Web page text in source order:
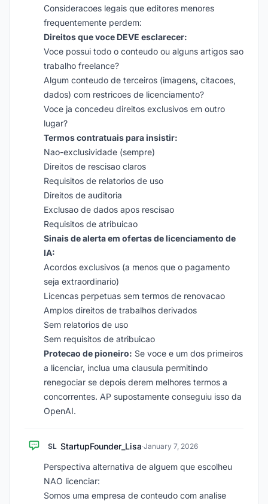
Consideracoes legais que editores menores
frequentemente perdem:
Direitos que voce DEVE esclarecer:
Voce possui todo o conteudo ou alguns artigos sao
trabalho freelance?
Algum conteudo de terceiros (imagens, citacoes,
dados) com restricoes de licenciamento?
Voce ja concedeu direitos exclusivos em outro
lugar?
Termos contratuais para insistir:
Nao-exclusividade (sempre)
Direitos de rescisao claros
Requisitos de relatorios de uso
Direitos de auditoria
Exclusao de dados apos rescisao
Requisitos de atribuicao
Sinais de alerta em ofertas de licenciamento de
IA:
Acordos exclusivos (a menos que o pagamento
seja extraordinario)
Licencas perpetuas sem termos de renovacao
Amplos direitos de trabalhos derivados
Sem relatorios de uso
Sem requisitos de atribuicao
Protecao de pioneiro: Se voce e um dos primeiros
a licenciar, inclua uma clausula permitindo
renegociar se depois derem melhores termos a
concorrentes. AP supostamente conseguiu isso da
OpenAI.
SL StartupFounder_Lisa·January 7, 2026
Perspectiva alternativa de alguem que escolheu
NAO licenciar:
Somos uma empresa de conteudo com analise